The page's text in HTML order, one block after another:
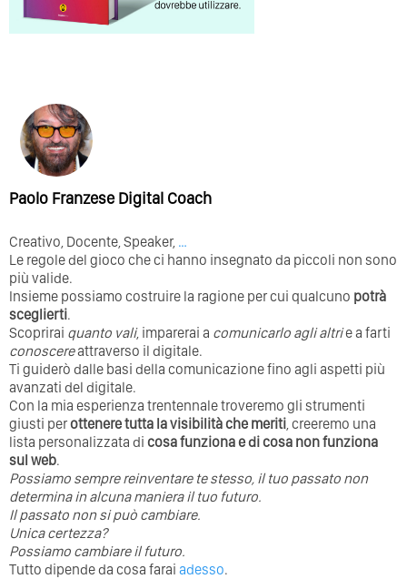
Paolo Franzese Digital Coach
Creativo, Docente, Speaker, …
Le regole del gioco che ci hanno insegnato da piccoli non sono
più valide.
Insieme possiamo costruire la ragione per cui qualcuno potrà
sceglierti.
Scoprirai quanto vali, imparerai a comunicarlo agli altrie a farti
conoscereattraverso il digitale.
Ti guiderò dalle basi della comunicazione fino agli aspetti più
avanzati del digitale.
Con la mia esperienza trentennale troveremo gli strumenti
giusti perottenere tutta la visibilità che meriti, creeremo una
lista personalizzata di cosa funziona e di cosa non funziona
sul web.
Possiamo sempre reinventare te stesso, il tuo passato non
determina in alcuna maniera il tuo futuro. ⁣
⁣Il passato non si può cambiare.
Unica certezza?
Possiamo cambiare il futuro.
Tutto dipende da cosa farai adesso.